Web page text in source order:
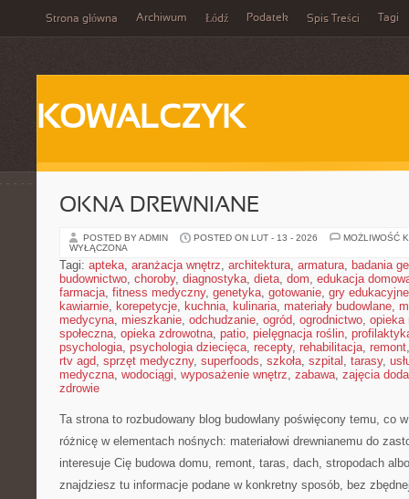
Strona główna Archiwum Łódź Podatek Spis Treści Tagi
KOWALCZYK
OKNA DREWNIANE
POSTED BY ADMIN POSTED ON LUT - 13 - 2026
MOŻLIWOŚĆ
WYŁĄCZONA
Tagi: apteka, aranżacja wnętrz, architektura, armatura, badania
budownictwo, choroby, diagnostyka, dieta, dom, edukacja
farmacja, fitness medyczny, genetyka, gotowanie, gry edukacyjne
kawiarnie, korepetycje, kuchnia, kulinaria, materiały budowlane,
medycyna, mieszkanie, odchudzanie, ogród, ogrodnictwo, opieka
społeczna, opieka zdrowotna, patio, pielęgnacja roślin,
psychologia, psychologia dziecięca, recepty, rehabilitacja, remont
rtv agd, sprzęt medyczny, superfoods, szkoła, szpital , tarasy,
medyczna, wodociągi, wyposażenie wnętrz, zabawa, zajęcia
zdrowie
Ta strona to rozbudowany blog budowlany poświęcony temu, co
różnicę w elementach nośnych: materiałowi drewnianemu do
interesuje Cię budowa domu, remont, taras, dach, stropodach
znajdziesz tu informacje podane w konkretny sposób, bez